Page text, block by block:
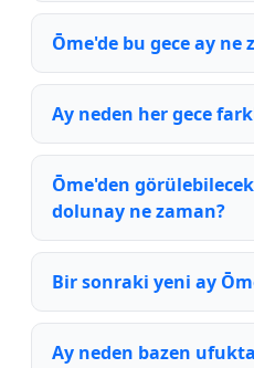
Ōme'de bu gece ay ne
Ay neden her gece
Ōme'den
dolunay ne zaman?
Bir sonraki yeni ay
Ay neden bazen